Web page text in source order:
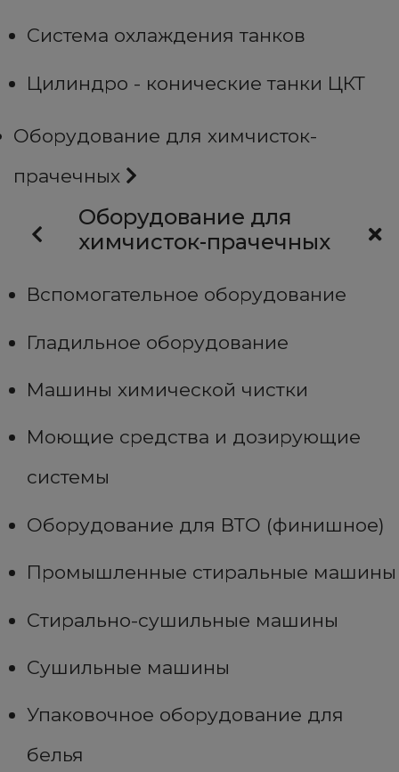
Система охлаждения танков
Цилиндро - конические танки ЦКТ
Оборудование для химчисток-
прачечных
Оборудование для
химчисток-прачечных
Вспомогательное оборудование
Гладильное оборудование
Машины химической чистки
Моющие средства и дозирующие
системы
Оборудование для ВТО (финишное)
Промышленные стиральные машины
Стирально-сушильные машины
Сушильные машины
Упаковочное оборудование для
белья